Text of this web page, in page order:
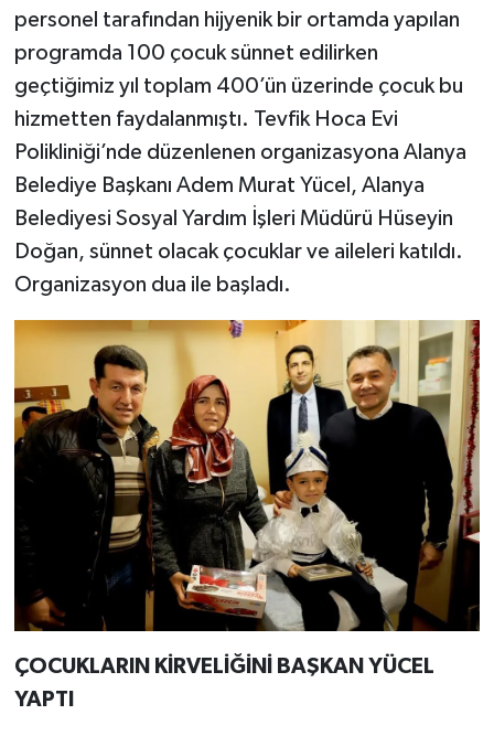
personel tarafından hijyenik bir ortamda yapılan
programda 100 çocuk sünnet edilirken
geçtiğimiz yıl toplam 400’ün üzerinde çocuk bu
hizmetten faydalanmıştı. Tevfik Hoca Evi
Polikliniği’nde düzenlenen organizasyona Alanya
Belediye Başkanı Adem Murat Yücel, Alanya
Belediyesi Sosyal Yardım İşleri Müdürü Hüseyin
Doğan, sünnet olacak çocuklar ve aileleri katıldı.
Organizasyon dua ile başladı.
ÇOCUKLARIN KİRVELİĞİNİ BAŞKAN YÜCEL
YAPTI